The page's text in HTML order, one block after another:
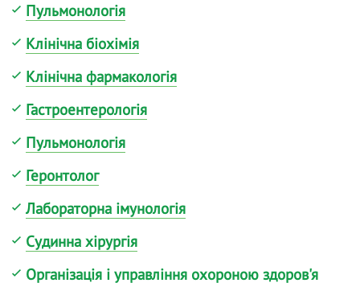
Пульмонологія
Клінічна біохімія
Клінічна фармакологія
Гастроентерологія
Пульмонологія
Геронтолог
Лабораторна імунологія
Судинна хірургія
Організація і управління охороною здоров'я